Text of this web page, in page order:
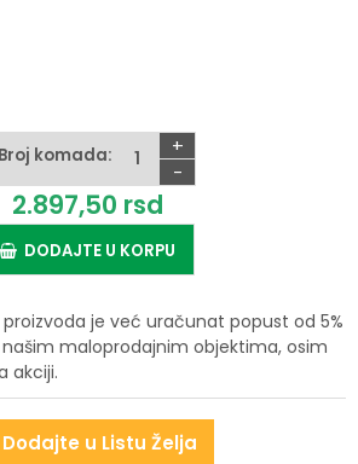
Broj komada:
+
-
2.897,50 rsd
DODAJTE U KORPU
je već uračunat popust od 5%
maloprodajnim objektima, osim
akciji.
Dodajte u Listu Želja